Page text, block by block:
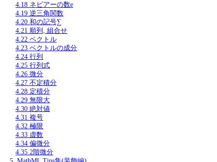
4.18 ネピアーの数e
4.19 逆三角関数
4.20 和の記号∑
4.21 順列, 組合せ
4.22 ベクトル
4.23 ベクトルの成分
4.24 行列
4.25 行列式
4.26 微分
4.27 不定積分
4.28 定積分
4.29 無限大
4.30 絶対値
4.31 複号
4.32 極限
4.33 虚数
4.34 偏微分
4.35 2階微分